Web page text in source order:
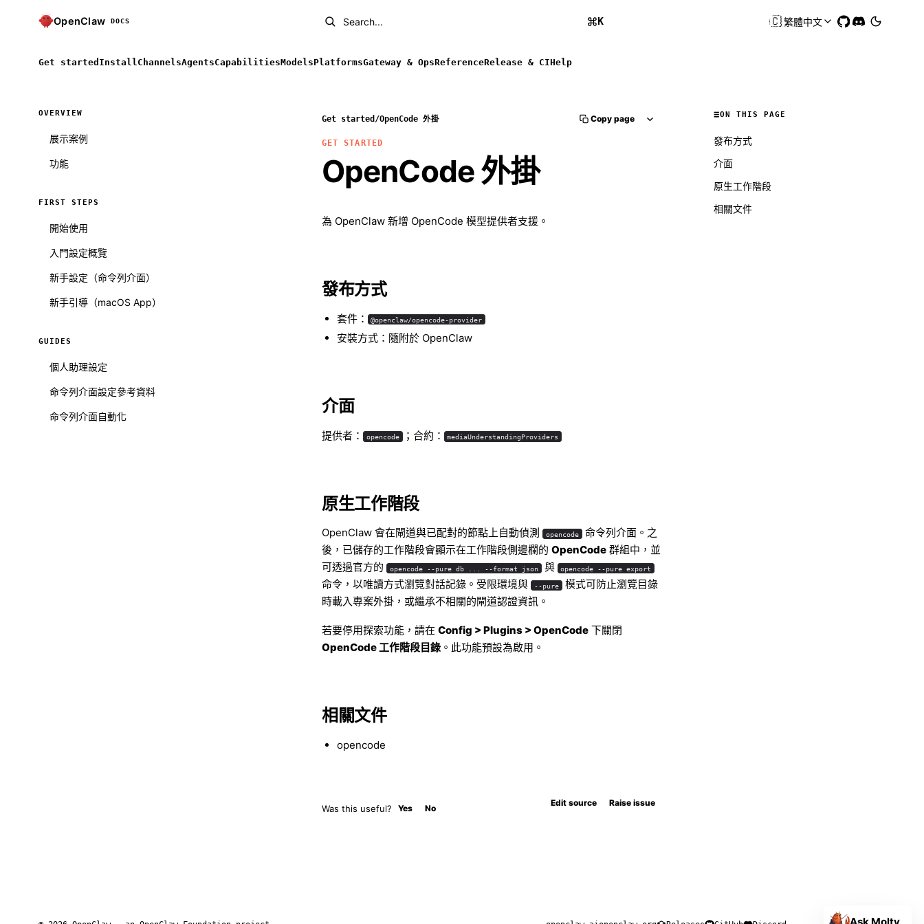
OpenClaw DOCS Search... K 🇨🇳繁體中文
Get started Install ChannelsAgentsCapabilitiesModelsPlatformsGateway & OpsReferenceRelease & CIHelp
OVERVIEW
展示案例
功能
FIRST STEPS
開始使用
入門設定概覽
新手設定（命令列介面）
新手引導（macOS App）
GUIDES
個人助理設定
命令列介面設定參考資料
命令列介面自動化
Get started /OpenCode 外掛 Copy page
GET STARTED
OpenCode 外掛
為 OpenClaw 新增 OpenCode 模型提供者支援。
發布方式
套件： @openclaw/opencode-provider
安裝方式：隨附於 OpenClaw
介面
提供者： opencode ；合約： mediaUnderstandingProviders
原生工作階段
OpenClaw 會在閘道與已配對的節點上自動偵測 opencode 命令列介面。之
後，已儲存的工作階段會顯示在工作階段側邊欄的 OpenCode 群組中，並
可透過官方的
opencode --pure db ... --format json 與 opencode --pure export
命令，以唯讀方式瀏覽對話記錄。受限環境與 --pure 模式可防止瀏覽目錄
時載入專案外掛，或繼承不相關的閘道認證資訊。
若要停用探索功能，請在 Config > Plugins > OpenCode 下關閉
OpenCode 工作階段目錄 。此功能預設為啟用。
相關文件
opencode
Was this useful? Yes No
Edit source Raise issue
ON THIS PAGE
發布方式
介面
原生工作階段
相關文件
Ask Molty